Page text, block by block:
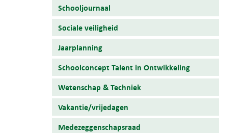
Schooljournaal
Sociale veiligheid
Jaarplanning
Schoolconcept Talent in Ontwikkeling
Wetenschap & Techniek
Vakantie/vrijedagen
Medezeggenschapsraad